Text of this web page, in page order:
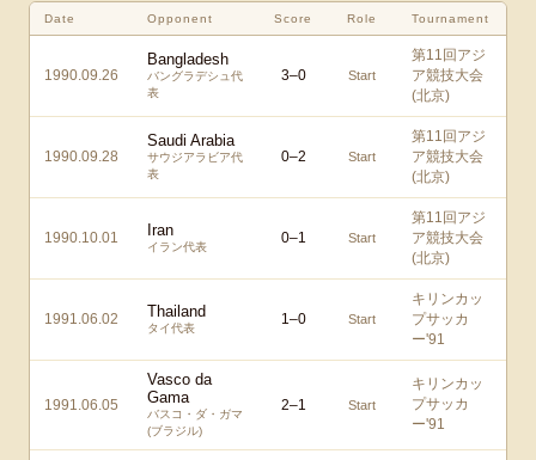
Date Opponent Score Role Tournament
1990.09.26
Bangladesh
バングラデシュ代
表
3–0 Start
第11回アジ
ア競技大会
(北京)
1990.09.28
Saudi Arabia
サウジアラビア代
表
0–2 Start
第11回アジ
ア競技大会
(北京)
1990.10.01 Iran
イラン代表
0–1 Start
第11回アジ
ア競技大会
(北京)
1991.06.02 Thailand
タイ代表
1–0 Start
キリンカッ
プサッカ
ー'91
1991.06.05
Vasco da
Gama
バスコ・ダ・ガマ
(ブラジル)
2–1 Start
キリンカッ
プサッカ
ー'91